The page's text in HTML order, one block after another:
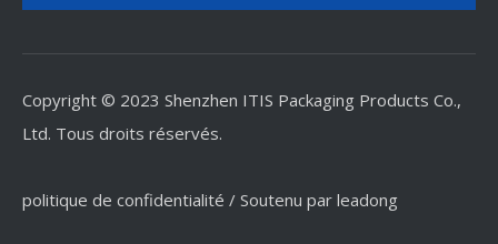
Copyright © 2023 Shenzhen ITIS Packaging Products Co.,
Ltd. Tous droits réservés.
politique de confidentialité / Soutenu par leadong